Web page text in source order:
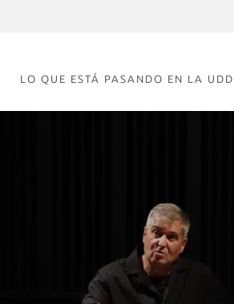
LO QUE ESTÁ PASANDO EN LA UDD